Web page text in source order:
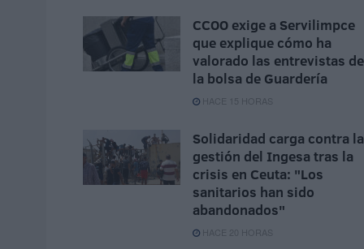
CCOO exige a Servilimpce
que explique cómo ha
valorado las entrevistas de
la bolsa de Guardería
HACE 15 HORAS
Solidaridad carga contra la
gestión del Ingesa tras la
crisis en Ceuta: "Los
sanitarios han sido
abandonados"
HACE 20 HORAS